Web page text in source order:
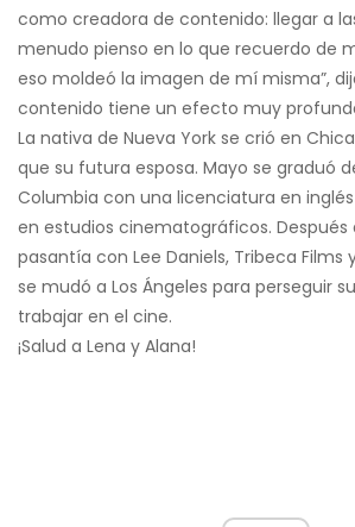
como creadora de contenido: llegar a
menudo pienso en lo que recuerdo de
eso moldeó la imagen de mí misma”,
contenido tiene un efecto muy
La nativa de Nueva York se crió en
que su futura esposa. Mayo se graduó
Columbia con una licenciatura en
en estudios cinematográficos. Después
pasantía con Lee Daniels, Tribeca Films
se mudó a Los Ángeles para perseguir
trabajar en el cine.
¡Salud a Lena y Alana!